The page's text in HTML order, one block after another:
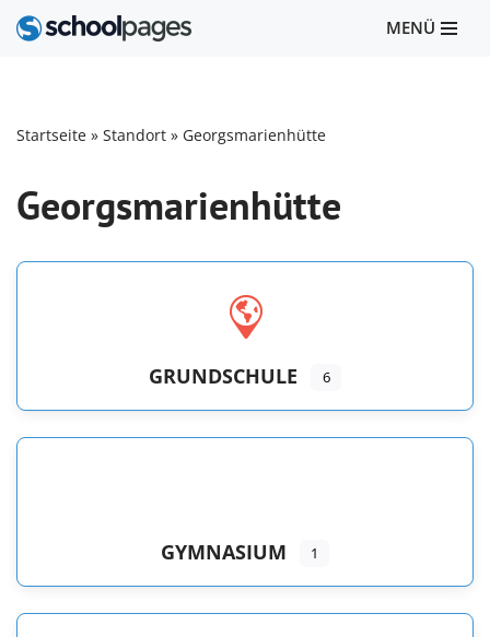
MENÜ
Startseite » Standort » Georgsmarienhütte
Georgsmarienhütte
GRUNDSCHULE 6
GYMNASIUM 1